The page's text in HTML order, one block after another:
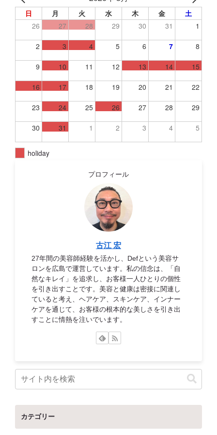
日 月 火 水 木 金
土
26
27 28 29 30 31 1
2 3 4 5 6 7 8
9 10 11 12 13 14 15
16 17 18 19 20 21 22
23 24 25 26 27 28 29
30 31 1 2 3 4 5
holiday
プロフィール
古江 宏
27年間の美容師経験を活かし、Defという美容サ
ロンを広島で運営しています。私の信念は、「自
然なキレイ」を追求し、お客様一人ひとりの個性
を引き出すことです。美容と健康は密接に関連し
ていると考え、ヘアケア、スキンケア、インナー
ケアを通じて、お客様の根本的な美しさを引き出
すことに情熱を注いでいます。
カテゴリー